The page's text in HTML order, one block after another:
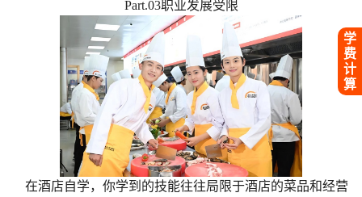
学
费
计
算
Part.03职业发展受限
在酒店自学，你学到的技能往往局限于酒店的菜品和经营